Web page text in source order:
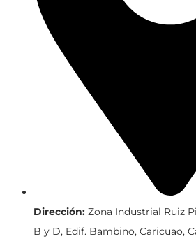
Dirección: Zona Industrial Ruiz
B y D, Edif. Bambino, Caricuao,